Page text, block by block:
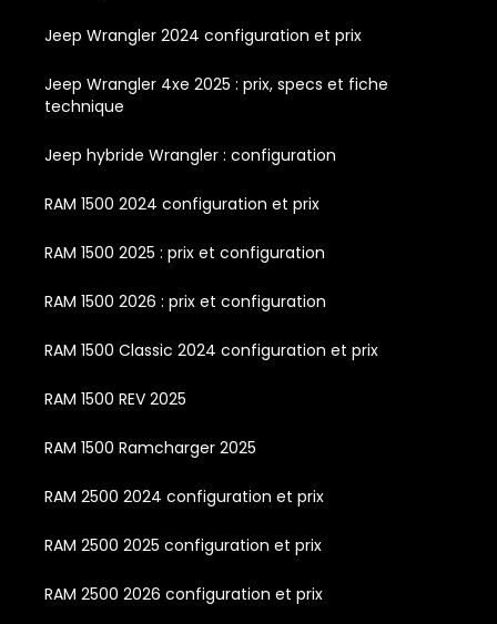
Jeep Wrangler 2024 configuration et prix
Jeep Wrangler 4xe 2025 : prix, specs et fiche
technique
Jeep hybride Wrangler : configuration
RAM 1500 2024 configuration et prix
RAM 1500 2025 : prix et configuration
RAM 1500 2026 : prix et configuration
RAM 1500 Classic 2024 configuration et prix
RAM 1500 REV 2025
RAM 1500 Ramcharger 2025
RAM 2500 2024 configuration et prix
RAM 2500 2025 configuration et prix
RAM 2500 2026 configuration et prix